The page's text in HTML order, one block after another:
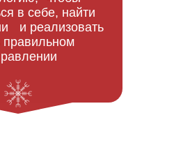
в себе, найти
и реализовать
правильном